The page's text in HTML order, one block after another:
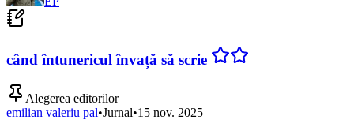
când întunericul învață să scrie
Alegerea editorilor
emilian valeriu pal•Jurnal•15 nov. 2025